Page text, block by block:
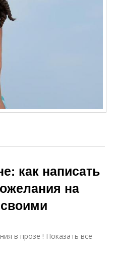
как написать
на
в прозе ! Показать все